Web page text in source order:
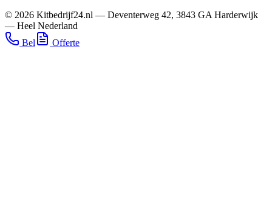
© 2026 Kitbedrijf24.nl — Deventerweg 42, 3843 GA Harderwijk
— Heel Nederland
Bel
Offerte